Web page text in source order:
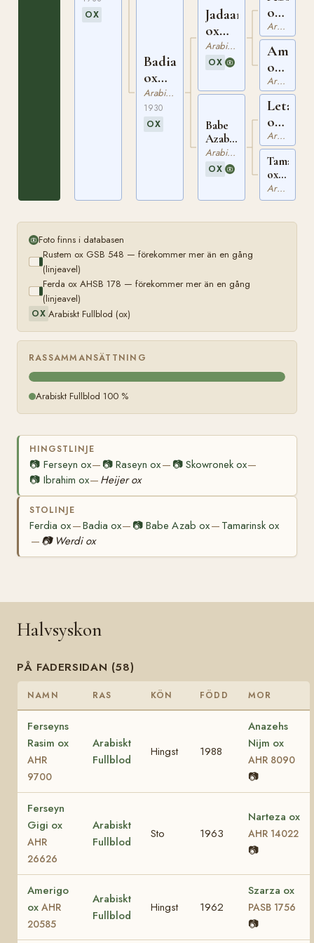
OX
Badia
ox
AHR
760
Arabiskt Fullblod
1930
OX
Jadaan
ox
AHR
196
Arabiskt Fullblod
OX
Babe
Azab
ox
AHR
Arabiskt Fullblod
OX
ox
AHR
111
Arabiskt Fullblod
Amran
ox
AHR
123
Arabiskt Fullblod
Letan
ox
AHR
86
Arabiskt Fullblod
ox
AHR
331
Arabiskt Fullblod
Foto finns i databasen
Rustem ox GSB 548 — förekommer mer än en gång
(linjeavel)
Ferda ox AHSB 178 — förekommer mer än en gång
(linjeavel)
OX Arabiskt Fullblod (ox)
RASSAMMANSÄTTNING
Arabiskt Fullblod 100 %
HINGSTLINJE
📷 Ferseyn ox— 📷Raseyn ox— 📷 Skowronek ox—
📷 Ibrahim ox— Heijer ox
STOLINJE
Ferdia ox—Badia ox— 📷Babe Azab ox— Tamarinsk ox
— 📷 Werdi ox
Halvsyskon
PÅ FADERSIDAN (58)
NAMN RAS KÖN FÖDD MOR
Ferseyns
Rasim ox
AHR
9700
Arabiskt
Fullblod
Hingst 1988
Anazehs
Nijm ox
AHR 8090
📷
Ferseyn
Gigi ox
AHR
26626
Arabiskt
Fullblod
Sto 1963
Narteza ox
AHR 14022
📷
Amerigo
ox AHR
20585
Arabiskt
Fullblod
Hingst 1962
Szarza ox
PASB 1756
📷